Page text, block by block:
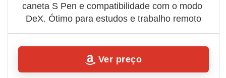
caneta S Pen e compatibilidade com o modo
DeX. Ótimo para estudos e trabalho remoto
Ver preço